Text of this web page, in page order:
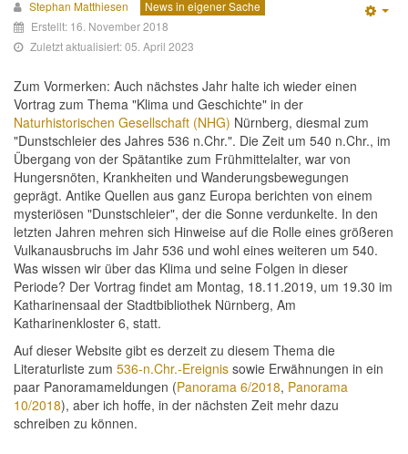
Stephan Matthiesen
News in eigener Sache
Erstellt: 16. November 2018
Zuletzt aktualisiert: 05. April 2023
Zum Vormerken: Auch nächstes Jahr halte ich wieder einen
Vortrag zum Thema "Klima und Geschichte" in der
Naturhistorischen Gesellschaft (NHG) Nürnberg, diesmal zum
"Dunstschleier des Jahres 536 n.Chr.". Die Zeit um 540 n.Chr., im
Übergang von der Spätantike zum Frühmittelalter, war von
Hungersnöten, Krankheiten und Wanderungsbewegungen
geprägt. Antike Quellen aus ganz Europa berichten von einem
mysteriösen "Dunstschleier", der die Sonne verdunkelte. In den
letzten Jahren mehren sich Hinweise auf die Rolle eines größeren
Vulkanausbruchs im Jahr 536 und wohl eines weiteren um 540.
Was wissen wir über das Klima und seine Folgen in dieser
Periode? Der Vortrag findet am Montag, 18.11.2019, um 19.30 im
Katharinensaal der Stadtbibliothek Nürnberg, Am
Katharinenkloster 6, statt.
Auf dieser Website gibt es derzeit zu diesem Thema die
Literaturliste zum 536-n.Chr.-Ereignis sowie Erwähnungen in ein
paar Panoramameldungen (Panorama 6/2018, Panorama
10/2018), aber ich hoffe, in der nächsten Zeit mehr dazu
schreiben zu können.